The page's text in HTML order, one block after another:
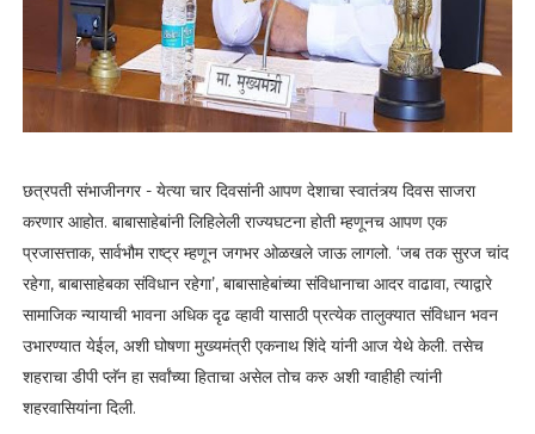
छत्रपती संभाजीनगर - येत्या चार दिवसांनी आपण देशाचा स्वातंत्र्य दिवस साजरा
करणार आहोत. बाबासाहेबांनी लिहिलेली राज्यघटना होती म्हणूनच आपण एक
प्रजासत्ताक, सार्वभौम राष्ट्र म्हणून जगभर ओळखले जाऊ लागलो. ‘जब तक सुरज चांद
रहेगा, बाबासाहेबका संविधान रहेगा’, बाबासाहेबांच्या संविधानाचा आदर वाढावा, त्याद्वारे
सामाजिक न्यायाची भावना अधिक दृढ व्हावी यासाठी प्रत्येक तालुक्यात संविधान भवन
उभारण्यात येईल, अशी घोषणा मुख्यमंत्री एकनाथ शिंदे यांनी आज येथे केली. तसेच
शहराचा डीपी प्लॅन हा सर्वांच्या हिताचा असेल तोच करु अशी ग्वाहीही त्यांनी
शहरवासियांना दिली.